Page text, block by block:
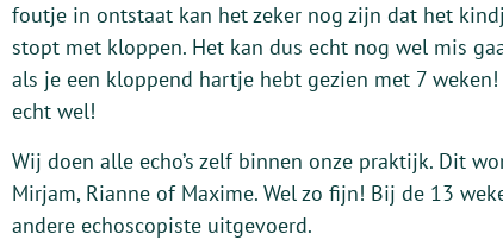
foutje in ontstaat kan het zeker nog zijn dat het
stopt met kloppen. Het kan dus echt nog wel mis
als je een kloppend hartje hebt gezien met 7
echt wel!
Wij doen alle echo’s zelf binnen onze praktijk. Dit
Mirjam, Rianne of Maxime. Wel zo fijn! Bij de 13
andere echoscopiste uitgevoerd.